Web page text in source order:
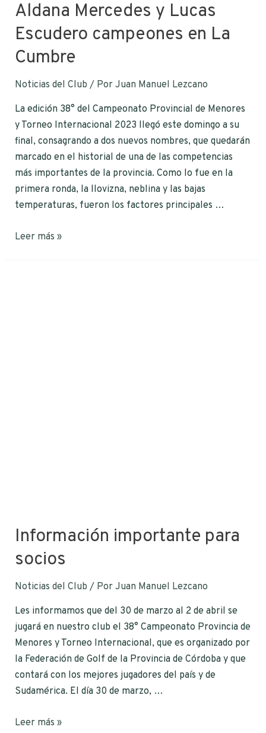
Aldana Mercedes y Lucas
Escudero campeones en La
Cumbre
Noticias del Club / Por Juan Manuel Lezcano
La edición 38° del Campeonato Provincial de Menores
y Torneo Internacional 2023 llegó este domingo a su
final, consagrando a dos nuevos nombres, que quedarán
marcado en el historial de una de las competencias
más importantes de la provincia. Como lo fue en la
primera ronda, la llovizna, neblina y las bajas
temperaturas, fueron los factores principales …
Leer más »
Información importante para
socios
Noticias del Club / Por Juan Manuel Lezcano
Les informamos que del 30 de marzo al 2 de abril se
jugará en nuestro club el 38° Campeonato Provincia de
Menores y Torneo Internacional, que es organizado por
la Federación de Golf de la Provincia de Córdoba y que
contará con los mejores jugadores del país y de
Sudamérica. El día 30 de marzo, …
Leer más »